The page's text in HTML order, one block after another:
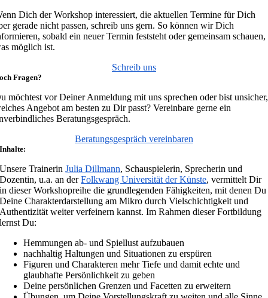
Dich der Workshop interessiert, die aktuellen Termine für Dich
gerade nicht passen, schreib uns gern. So können wir Dich
sobald ein neuer Termin feststeht oder gemeinsam schauen,
möglich ist.
Schreib uns
Fragen?
möchtest vor Deiner Anmeldung mit uns sprechen oder bist unsicher,
Angebot am besten zu Dir passt? Vereinbare gerne ein
Beratungsgespräch.
Beratungsgespräch vereinbaren
Inhalte:
Unsere TrainerinJulia Dillmann, Schauspielerin, Sprecherin und
Dozentin, u.a. an derFolkwang Universität der Künste, vermittelt Dir
in dieser Workshopreihe die grundlegenden Fähigkeiten, mit denen Du
Deine Charakterdarstellung am Mikro durch Vielschichtigkeit und
Authentizität weiter verfeinern kannst. Im Rahmen dieser Fortbildung
lernst Du:
Hemmungen ab- und Spiellust aufzubauen
nachhaltig Haltungen und Situationen zu erspüren
Figuren und Charakteren mehr Tiefe und damit echte und
glaubhafte Persönlichkeit zu geben
Deine persönlichen Grenzen und Facetten zu erweitern